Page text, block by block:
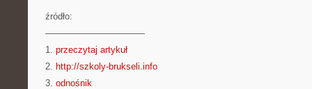
źródło:
———————————
1. przeczytaj artykuł
2. http://szkoly-brukseli.info
3. odnośnik